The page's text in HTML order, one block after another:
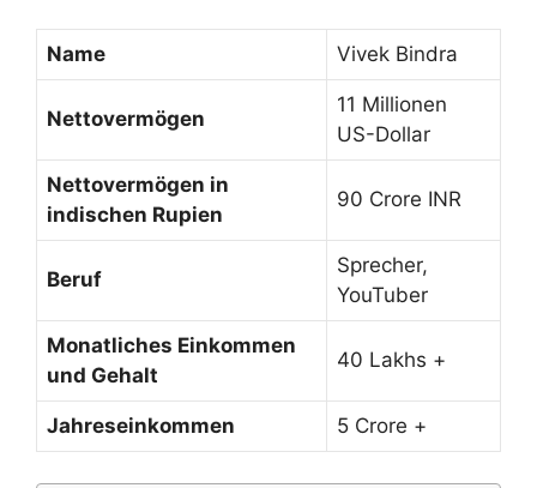
Name Vivek Bindra
Nettovermögen
11 Millionen
US-Dollar
Nettovermögen in
indischen Rupien
90 Crore INR
Beruf
Sprecher,
YouTuber
Monatliches Einkommen
und Gehalt
40 Lakhs +
Jahreseinkommen 5 Crore +